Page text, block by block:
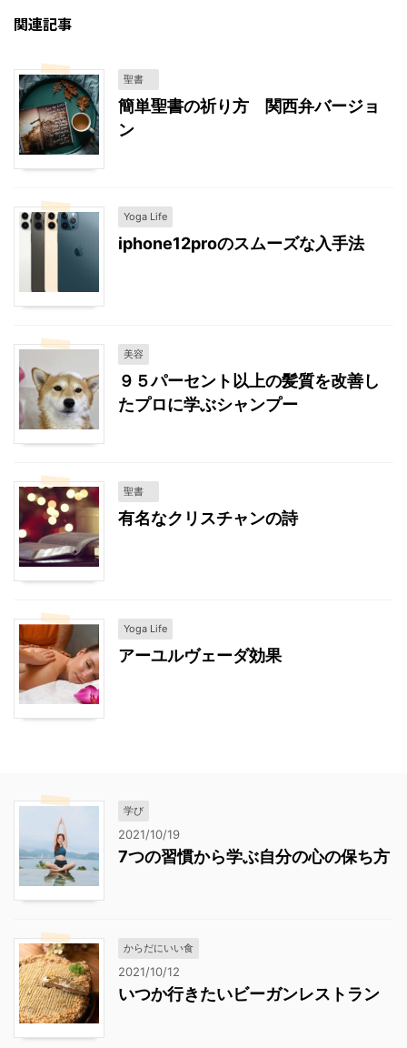
関連記事
聖書
簡単聖書の祈り方 関西弁バージョ
ン
Yoga Life
iphone12proのスムーズな入手法
美容
９５パーセント以上の髪質を改善し
たプロに学ぶシャンプー
聖書
有名なクリスチャンの詩
Yoga Life
アーユルヴェーダ効果
学び
2021/10/19
7つの習慣から学ぶ自分の心の保ち方
からだにいい食
2021/10/12
いつか行きたいビーガンレストラン